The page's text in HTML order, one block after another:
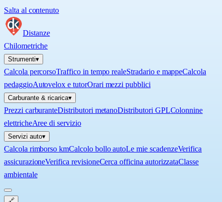
Salta al contenuto
Distanze
Chilometriche
Strumenti▾
Calcola percorsoTraffico in tempo realeStradario e mappeCalcola
pedaggioAutovelox e tutorOrari mezzi pubblici
Carburante & ricarica▾
Prezzi carburanteDistributori metanoDistributori GPLColonnine
elettricheAree di servizio
Servizi auto▾
Calcola rimborso kmCalcolo bollo autoLe mie scadenzeVerifica
assicurazioneVerifica revisioneCerca officina autorizzataClasse
ambientale